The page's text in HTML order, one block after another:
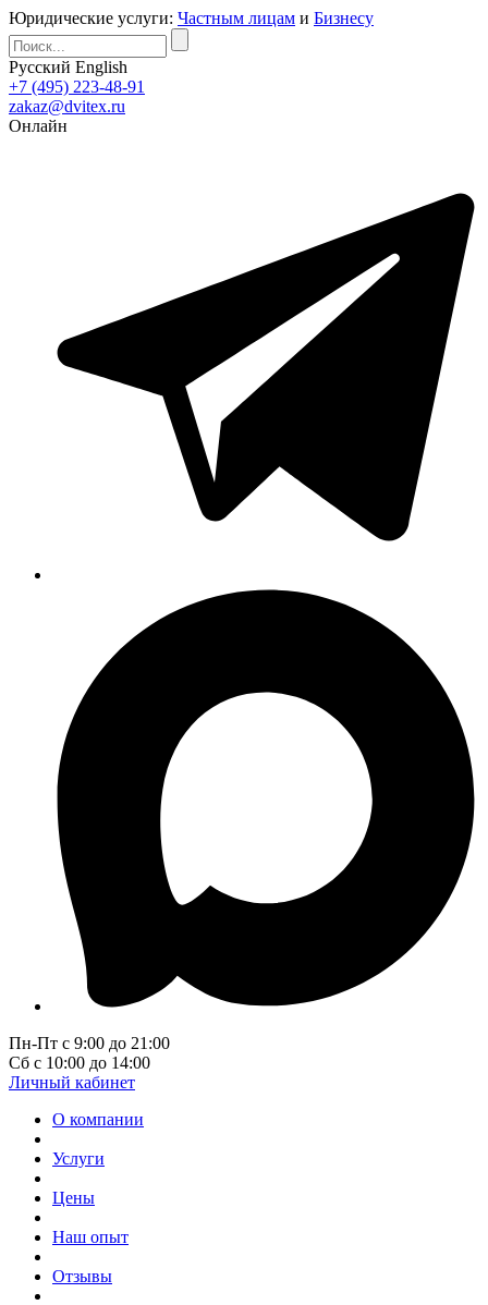
Юридические услуги: Частным лицам и Бизнесу
Русский English
+7 (495) 223-48-91
zakaz@dvitex.ru
Онлайн
Пн-Пт с 9:00 до 21:00
Сб с 10:00 до 14:00
Личный кабинет
О компании
Услуги
Цены
Наш опыт
Отзывы